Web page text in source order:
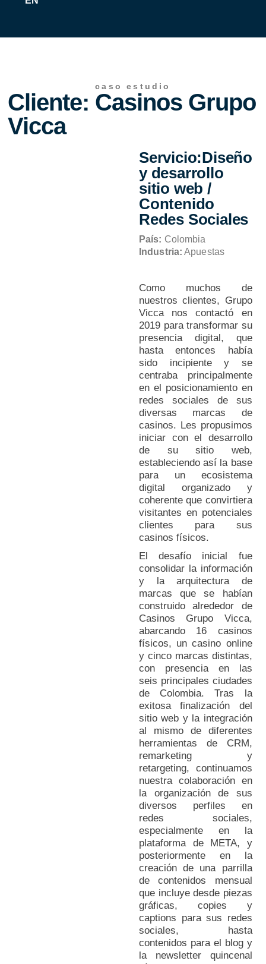
caso estudio
Cliente: Casinos Grupo
Vicca
Servicio:Diseño
y desarrollo
sitio web /
Contenido
Redes Sociales
País: Colombia
Industria: Apuestas
Como muchos de
nuestros clientes, Grupo
Vicca nos contactó en
2019 para transformar su
presencia digital, que
hasta entonces había
sido incipiente y se
centraba principalmente
en el posicionamiento en
redes sociales de sus
diversas marcas de
casinos. Les propusimos
iniciar con el desarrollo
de su sitio web,
estableciendo así la base
para un ecosistema
digital organizado y
coherente que convirtiera
visitantes en potenciales
clientes para sus
casinos físicos.
El desafío inicial fue
consolidar la información
y la arquitectura de
marcas que se habían
construido alrededor de
Casinos Grupo Vicca,
abarcando 16 casinos
físicos, un casino online
y cinco marcas distintas,
con presencia en las
seis principales ciudades
de Colombia. Tras la
exitosa finalización del
sitio web y la integración
al mismo de diferentes
herramientas de CRM,
remarketing y
retargeting, continuamos
nuestra colaboración en
la organización de sus
diversos perfiles en
redes sociales,
especialmente en la
plataforma de META, y
posteriormente en la
creación de una parrilla
de contenidos mensual
que incluye desde piezas
gráficas, copies y
captions para sus redes
sociales, hasta
contenidos para el blog y
la newsletter quincenal